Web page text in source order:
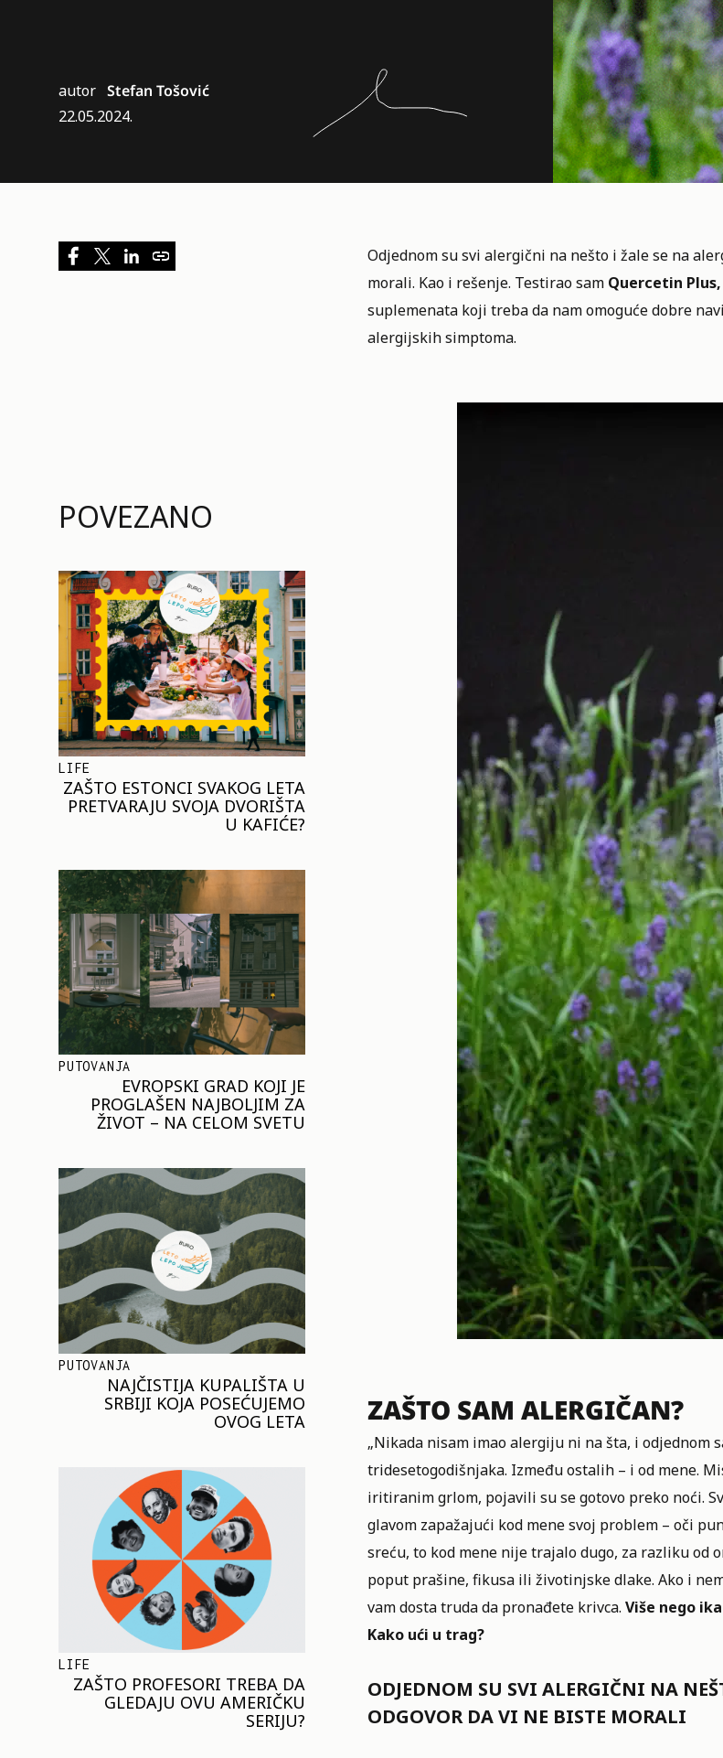
autor Stefan Tošović
22.05.2024.
POVEZANO
LIFE
ZAŠTO ESTONCI SVAKOG LETA
PRETVARAJU SVOJA DVORIŠTA
U KAFIĆE?
PUTOVANJA
EVROPSKI GRAD KOJI JE
PROGLAŠEN NAJBOLJIM ZA
ŽIVOT – NA CELOM SVETU
PUTOVANJA
NAJČISTIJA KUPALIŠTA U
SRBIJI KOJA POSEĆUJEMO
OVOG LETA
LIFE
ZAŠTO PROFESORI TREBA DA
GLEDAJU OVU AMERIČKU
SERIJU?
Odjednom su svi alergični na nešto i žale se na
morali. Kao i rešenje. Testirao sam Quercetin
suplemenata koji treba da nam omoguće dobre
alergijskih simptoma.
ZAŠTO SAM ALERGIČAN?
„Nikada nisam imao alergiju ni na šta, i odjednom
tridesetogodišnjaka. Između ostalih – i od mene.
iritiranim grlom, pojavili su se gotovo preko noći.
glavom zapažajući kod mene svoj problem – oči
sreću, to kod mene nije trajalo dugo, za razliku od
poput prašine, fikusa ili životinjske dlake. Ako i
vam dosta truda da pronađete krivca. Više nego
Kako ući u trag?
ODJEDNOM SU SVI ALERGIČNI NA
ODGOVOR DA VI NE BISTE MORALI